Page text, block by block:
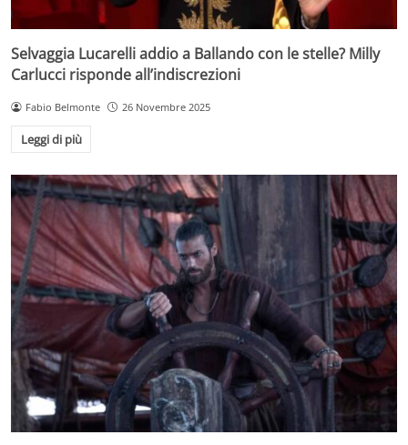
Selvaggia Lucarelli addio a Ballando con le stelle? Milly
Carlucci risponde all’indiscrezioni
Fabio Belmonte 26 Novembre 2025
Leggi di più